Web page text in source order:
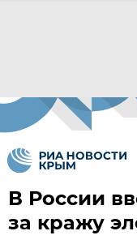
В России
за кражу